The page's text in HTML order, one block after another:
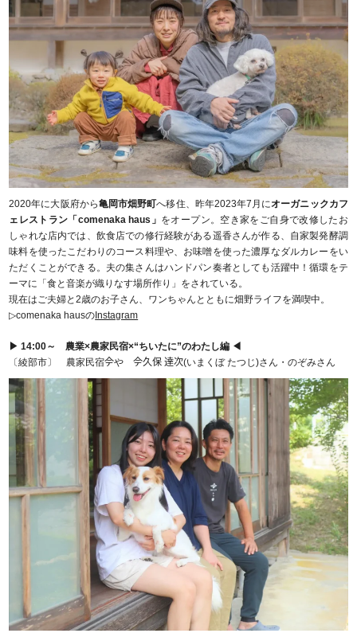
2020年に大阪府から亀岡市畑野町へ移住、昨年2023年7月にオーガニックカフ
ェレストラン「comenaka haus」 をオープン。空き家をご自身で改修したお
しゃれな店内では、飲食店での修行経験がある遥香さんが作る、自家製発酵調
味料を使ったこだわりのコース料理や、お味噌を使った濃厚なダルカレーをい
ただくことができる。夫の集さんはハンドパン奏者としても活躍中！循環をテ
ーマに「食と音楽が織りなす場所作り」をされている。
現在はご夫婦と2歳のお子さん、ワンちゃんとともに畑野ライフを満喫中。
▷comenaka hausの Instagram
▶ 14:00～ 農業×農家民宿×“ちいたに”のわたし編 ◀
〔綾部市〕 農家民宿𫝆や 𫝆久保 達次(いまくぼ たつじ)さん・のぞみさん